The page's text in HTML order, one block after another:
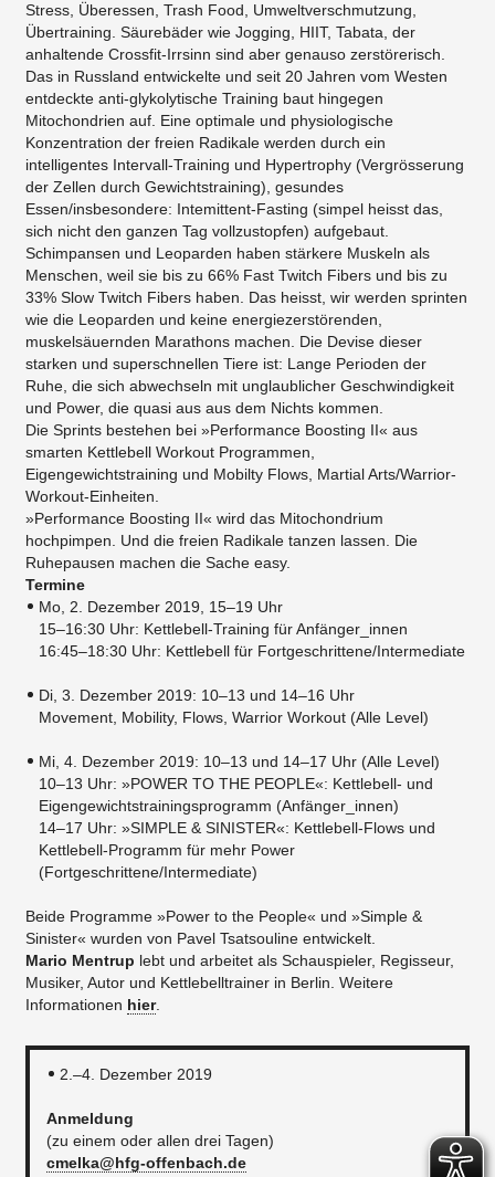
Stress, Überessen, Trash Food, Umweltverschmutzung,
Übertraining. Säurebäder wie Jogging, HIIT, Tabata, der
anhaltende Crossfit-Irrsinn sind aber genauso zerstörerisch.
Das in Russland entwickelte und seit 20 Jahren vom Westen
entdeckte anti-glykolytische Training baut hingegen
Mitochondrien auf. Eine optimale und physiologische
Konzentration der freien Radikale werden durch ein
intelligentes Intervall-Training und Hypertrophy (Vergrösserung
der Zellen durch Gewichtstraining), gesundes
Essen/insbesondere: Intemittent-Fasting (simpel heisst das,
sich nicht den ganzen Tag vollzustopfen) aufgebaut.
Schimpansen und Leoparden haben stärkere Muskeln als
Menschen, weil sie bis zu 66% Fast Twitch Fibers und bis zu
33% Slow Twitch Fibers haben. Das heisst, wir werden sprinten
wie die Leoparden und keine energiezerstörenden,
muskelsäuernden Marathons machen. Die Devise dieser
starken und superschnellen Tiere ist: Lange Perioden der
Ruhe, die sich abwechseln mit unglaublicher Geschwindigkeit
und Power, die quasi aus aus dem Nichts kommen.
Die Sprints bestehen bei »Performance Boosting II« aus
smarten Kettlebell Workout Programmen,
Eigengewichtstraining und Mobilty Flows, Martial Arts/Warrior-
Workout-Einheiten.
»Performance Boosting II« wird das Mitochondrium
hochpimpen. Und die freien Radikale tanzen lassen. Die
Ruhepausen machen die Sache easy.
Termine
Mo, 2. Dezember 2019, 15–19 Uhr
15–16:30 Uhr: Kettlebell-Training für Anfänger_innen
16:45–18:30 Uhr: Kettlebell für Fortgeschrittene/Intermediate
Di, 3. Dezember 2019: 10–13 und 14–16 Uhr
Movement, Mobility, Flows, Warrior Workout (Alle Level)
Mi, 4. Dezember 2019: 10–13 und 14–17 Uhr (Alle Level)
10–13 Uhr: »POWER TO THE PEOPLE«: Kettlebell- und
Eigengewichtstrainingsprogramm (Anfänger_innen)
14–17 Uhr: »SIMPLE & SINISTER«: Kettlebell-Flows und
Kettlebell-Programm für mehr Power
(Fortgeschrittene/Intermediate)
Beide Programme »Power to the People« und »Simple &
Sinister« wurden von Pavel Tsatsouline entwickelt.
Mario Mentrup lebt und arbeitet als Schauspieler, Regisseur,
Musiker, Autor und Kettlebelltrainer in Berlin. Weitere
Informationen hier.
2.–4. Dezember 2019
Anmeldung
(zu einem oder allen drei Tagen)
cmelka@hfg-offenbach.de